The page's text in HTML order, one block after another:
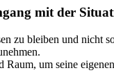
mit der
zu bleiben und nicht
Raum, um seine